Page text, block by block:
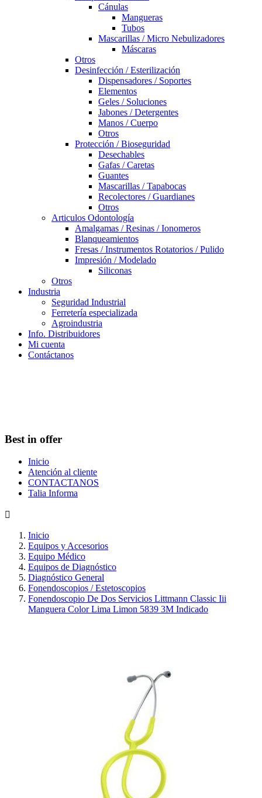
Cánulas
Mangueras
Tubos
Mascarillas / Micro Nebulizadores
Máscaras
Otros
Desinfección / Esterilización
Dispensadores / Soportes
Elementos
Geles / Soluciones
Jabones / Detergentes
Manos / Cuerpo
Otros
Protección / Bioseguridad
Desechables
Gafas / Caretas
Guantes
Mascarillas / Tapabocas
Recolectores / Guardianes
Otros
Articulos Odontología
Amalgamas / Resinas / Ionomeros
Blanqueamientos
Fresas / Instrumentos Rotatorios / Pulido
Impresión / Modelado
Siliconas
Otros
Industria
Seguridad Industrial
Ferretería especializada
Agroindustria
Info. Distribuidores
Mi cuenta
Contáctanos
Best in offer
Inicio
Atención al cliente
CONTACTANOS
Talia Informa

Inicio
Equipos y Accesorios
Equipo Médico
Equipos de Diagnóstico
Diagnóstico General
Fonendoscopios / Estetoscopios
Fonendoscopio De Dos Servicios Littmann Classic Iii
Manguera Color Lima Limon 5839 3M Indicado